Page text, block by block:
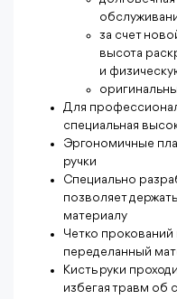
за счет
высота
и
Для
специальная
Эргономичные
ручки
Специально
позволяет
материалу
Четко
переделанный
Кисть руки
избегая травм об